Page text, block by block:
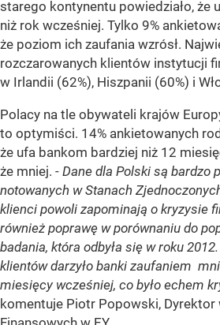
starego kontynentu powiedziało, że
niż rok wcześniej. Tylko 9%
że poziom ich zaufania wzrósł.
rozczarowanych klientów instytucji
w Irlandii (62%), Hiszpanii (60%) i
Polacy na tle obywateli krajów
to optymiści. 14% ankietowanych
że ufa bankom bardziej niż 12
że mniej. - Dane dla Polski są bardzo
notowanych w Stanach
klienci powoli zapominają o kryzysie
również poprawę w porównaniu do
badania, która odbyła się w roku
klientów darzyło banki zaufaniem
miesięcy wcześniej, co było echem
komentuje Piotr Popowski, Dyrektor